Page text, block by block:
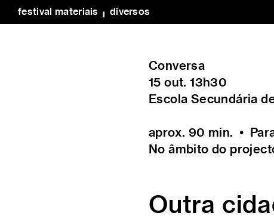
festival materiais ╻ diversos
Conversa
15 out. 13h30
Escola Secundária
aprox. 90 min. •
No âmbito do
Outra